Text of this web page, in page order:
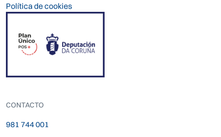
Política de cookies
CONTACTO
981 744 001